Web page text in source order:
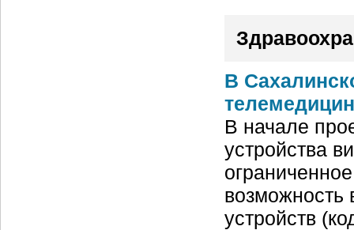
В
В начале
устройства
возможность
устройств